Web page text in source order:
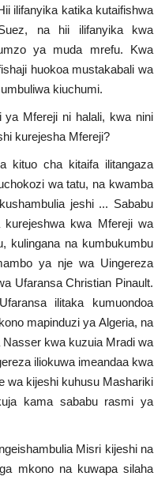
ilifanyika katika kutaifishwa
na hii ilifanyika kwa
ya muda mrefu. Kwa
huokoa mustakabali wa
kiuchumi.
ya Mfereji ni halali, kwa nini
kurejesha Mfereji?
kituo cha kitaifa ilitangaza
wa tatu, na kwamba
jeshi ... Sababu
kwa Mfereji wa
kulingana na kumbukumbu
ya nje wa Uingereza
Ufaransa Christian Pinault.
ilitaka kumuondoa
mapinduzi ya Algeria, na
kwa kuzuia Mradi wa
iliokuwa imeandaa kwa
wa kijeshi kuhusu Mashariki
kama sababu rasmi ya
Misri kijeshi na
mkono na kuwapa silaha